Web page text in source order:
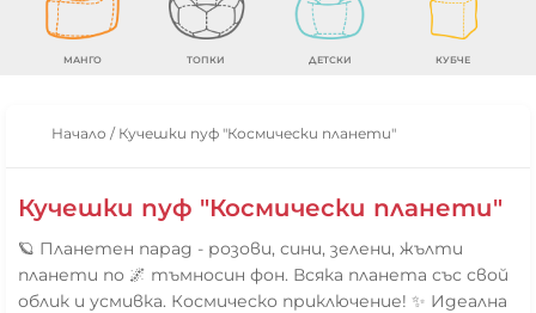
МАНГО ТОПКИ ДЕТСКИ КУБЧЕ
Начало / Кучешки пуф "Космически планети"
Кучешки пуф "Космически планети"
🪐 Планетен парад - розови, сини, зелени, жълти
планети по 🌌 тъмносин фон. Всяка планета със свой
облик и усмивка. Космическо приключение! ✨ Идеална